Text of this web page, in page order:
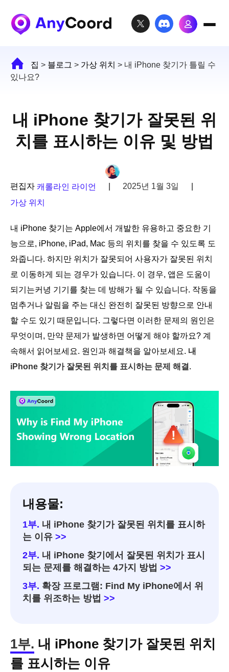
집 > 블로그 > 가상 위치 > 내 iPhone 찾기가 틀릴 수
있나요?
내 iPhone 찾기가 잘못된 위
치를 표시하는 이유 및 방법
편집자 캐롤라인 라이언 2025년 1월 3일
가상 위치
내 iPhone 찾기는 Apple에서 개발한 유용하고 중요한 기
능으로, iPhone, iPad, Mac 등의 위치를 찾을 수 있도록 도
와줍니다. 하지만 위치가 잘못되어 사용자가 잘못된 위치
로 이동하게 되는 경우가 있습니다. 이 경우, 앱은 도움이
되기는커녕 기기를 찾는 데 방해가 될 수 있습니다. 작동을
멈추거나 알림을 주는 대신 완전히 잘못된 방향으로 안내
할 수도 있기 때문입니다. 그렇다면 이러한 문제의 원인은
무엇이며, 만약 문제가 발생하면 어떻게 해야 할까요? 계
속해서 읽어보세요. 원인과 해결책을 알아보세요. 내
iPhone 찾기가 잘못된 위치를 표시하는 문제 해결 .
내용물:
1부. 내 iPhone 찾기가 잘못된 위치를 표시하
는 이유 >>
2부. 내 iPhone 찾기에서 잘못된 위치가 표시
되는 문제를 해결하는 4가지 방법 >>
3부. 확장 프로그램: Find My iPhone에서 위
치를 위조하는 방법 >>
1부. 내 iPhone 찾기가 잘못된 위치
를 표시하는 이유